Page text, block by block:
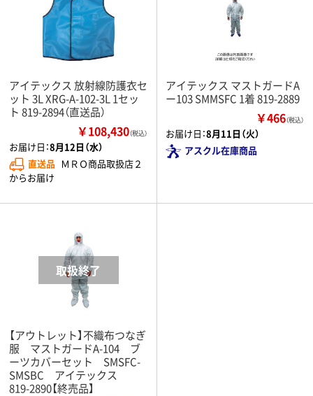
アイテックス 放射線防護衣セ
ット 3L XRG-A-102-3L 1セッ
ト 819-2894（直送品）
￥108,430（税込）
お届け日：8月12日（水）
直送品 ＭＲＯ商品取扱店２
からお届け
アイテックス マストガードA
ー103 SMMSFC 1着 819-2889
￥466（税込）
お届け日：8月11日（火）
アスクル在庫商品
【アウトレット】不織布つなぎ
服 マストガードA-104 ブ
ーツカバーセット SMSFC-
SMSBC アイテックス
819-2890【終売品】